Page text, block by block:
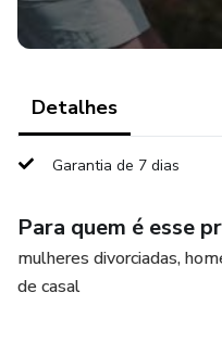
Adquira agora e comece a
imediatamente!"
Detalhes
Garantia de 7 dias
Para quem é esse
mulheres divorciadas,
de casal